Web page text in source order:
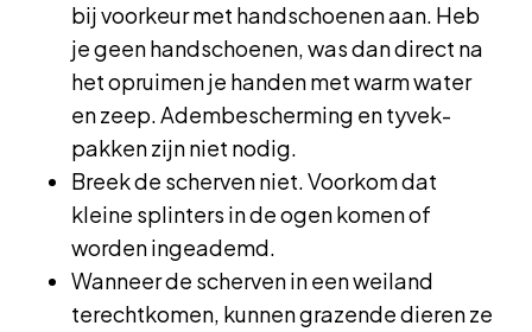
bij voorkeur met handschoenen aan. Heb
je geen handschoenen, was dan direct na
het opruimen je handen met warm water
en zeep. Adembescherming en tyvek-
pakken zijn niet nodig.
Breek de scherven niet. Voorkom dat
kleine splinters in de ogen komen of
worden ingeademd.
Wanneer de scherven in een weiland
terechtkomen, kunnen grazende dieren ze